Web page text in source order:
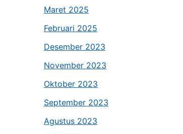
Maret 2025
Februari 2025
Desember 2023
November 2023
Oktober 2023
September 2023
Agustus 2023